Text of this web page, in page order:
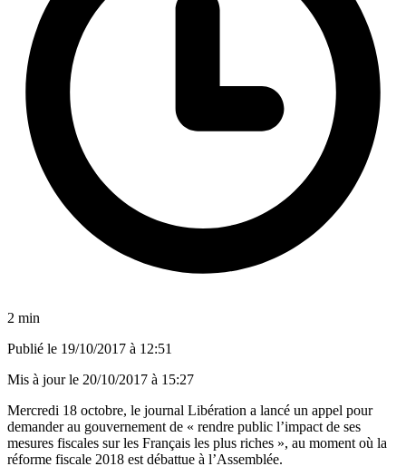
2 min
Publié le 19/10/2017 à 12:51
Mis à jour le 20/10/2017 à 15:27
Mercredi 18 octobre, le journal Libération a lancé un appel pour
demander au gouvernement de « rendre public l’impact de ses
mesures fiscales sur les Français les plus riches », au moment où la
réforme fiscale 2018 est débattue à l’Assemblée.